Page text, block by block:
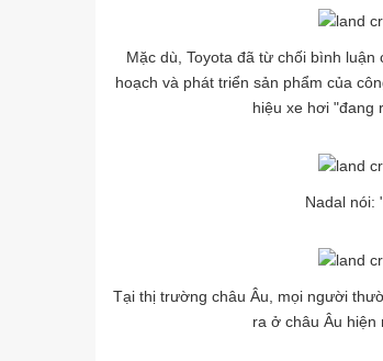
Mặc dù, Toyota đã từ chối bình
hoạch và phát triển sản phẩm của
hiệu xe hơi "đang
Nadal nói:
Tại thị trường châu Âu, mọi người
ra ở châu Âu hiện